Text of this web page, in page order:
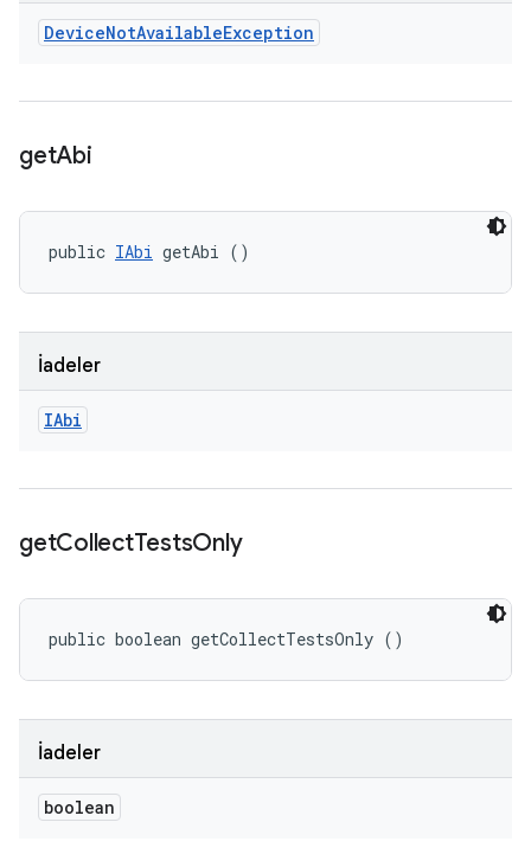
DeviceNotAvailableException
getAbi
public IAbi getAbi ()
İadeler
IAbi
getCollectTestsOnly
public boolean getCollectTestsOnly ()
İadeler
boolean